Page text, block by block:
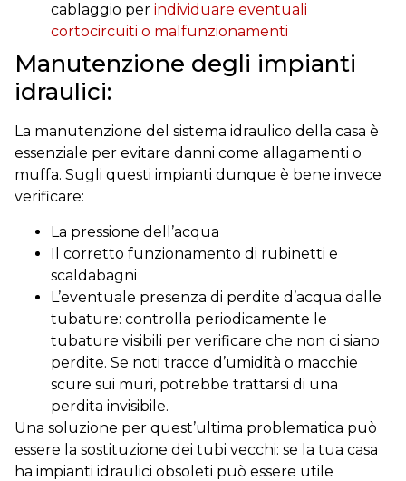
cablaggio per individuare eventuali
cortocircuiti o malfunzionamenti
Manutenzione degli impianti
idraulici:
La manutenzione del sistema idraulico della casa è
essenziale per evitare danni come allagamenti o
muffa. Sugli questi impianti dunque è bene invece
verificare:
La pressione dell’acqua
Il corretto funzionamento di rubinetti e
scaldabagni
L’eventuale presenza di perdite d’acqua dalle
tubature: controlla periodicamente le
tubature visibili per verificare che non ci siano
perdite. Se noti tracce d’umidità o macchie
scure sui muri, potrebbe trattarsi di una
perdita invisibile.
Una soluzione per quest’ultima problematica può
essere la sostituzione dei tubi vecchi: se la tua casa
ha impianti idraulici obsoleti può essere utile